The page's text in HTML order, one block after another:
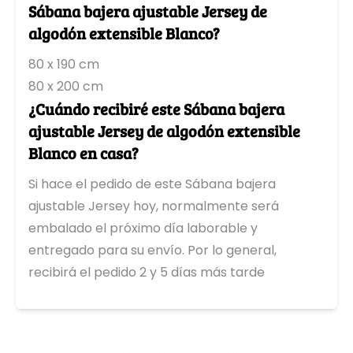
Topper Sábanas Bajeras 160 x 220 cm
Camas gemelas
Topper Sábanas Bajeras 180 x 200 cm
Topper Sábanas Bajeras 180 x 220 cm
Topper Sábanas Bajeras 200 x 200 cm
Topper Sábanas Bajeras 200 x 210 cm
Topper Sábanas Bajeras 200 x 220 cm
Sábana ajustable jersey para topper dividido
Sábana ajustable jersey elastano para topper dividido
Sábana ajustable cotone para topper dividido
Sábana ajustable de Molton para topper dividido
Sábana bajera impermeable para topper dividido
Sábana ajustable doble jersey para topper dividido
Sábana bajera ajustable Jersey de
algodón extensible Blanco?
80 x 190 cm
80 x 200 cm
¿Cuándo recibiré este Sábana bajera
ajustable Jersey de algodón extensible
Blanco en casa?
Si hace el pedido de este Sábana bajera
ajustable Jersey hoy, normalmente será
embalado el próximo día laborable y
entregado para su envío. Por lo general,
recibirá el pedido 2 y 5 días más tarde